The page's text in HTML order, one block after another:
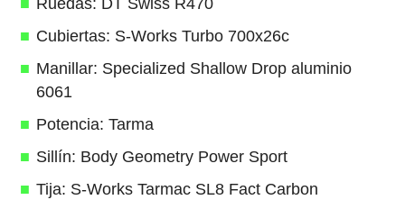
Ruedas: DT Swiss R470
Cubiertas: S-Works Turbo 700x26c
Manillar: Specialized Shallow Drop aluminio
6061
Potencia: Tarma
Sillín: Body Geometry Power Sport
Tija: S-Works Tarmac SL8 Fact Carbon